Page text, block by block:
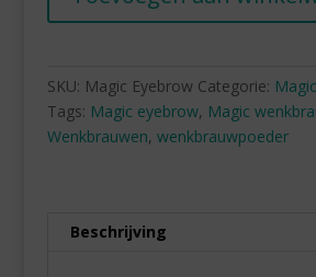
SKU: Magic Eyebrow Categorie:
Tags: Magic eyebrow, Magic
Wenkbrauwen, wenkbrauwpoeder
Beschrijving